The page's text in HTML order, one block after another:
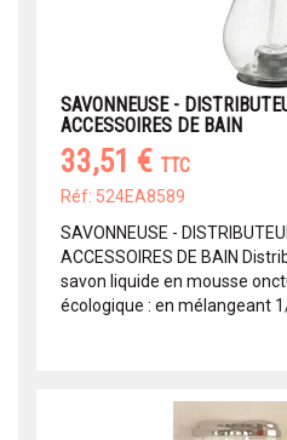
SAVONNEUSE -
ACCESSOIRES DE BAIN
33,51 € TTC
Réf: 524EA8589
SAVONNEUSE -
ACCESSOIRES DE BAIN
savon liquide en mousse
écologique : en mélangeant 1/